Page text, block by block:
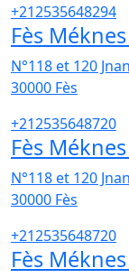
+212535648294
Fès
N°118 et 120
30000 Fès
+212535648720
Fès
N°118 et 120
30000 Fès
+212535648720
Fès